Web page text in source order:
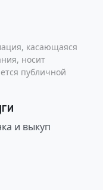
касающаяся
носит
публичной
и выкуп